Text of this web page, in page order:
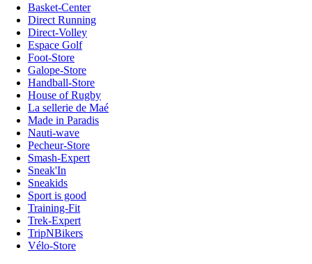
Basket-Center
Direct Running
Direct-Volley
Espace Golf
Foot-Store
Galope-Store
Handball-Store
House of Rugby
La sellerie de Maé
Made in Paradis
Nauti-wave
Pecheur-Store
Smash-Expert
Sneak'In
Sneakids
Sport is good
Training-Fit
Trek-Expert
TripNBikers
Vélo-Store